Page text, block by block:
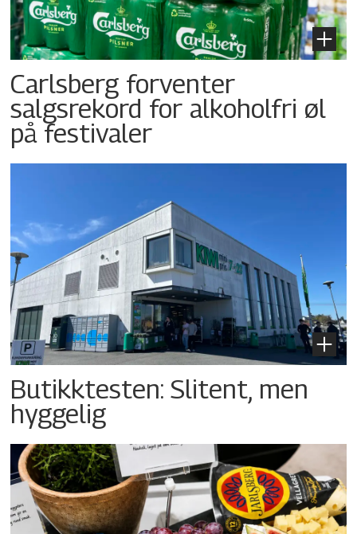
Carlsberg forventer
salgsrekord for alkoholfri øl
på festivaler
Butikktesten: Slitent, men
hyggelig